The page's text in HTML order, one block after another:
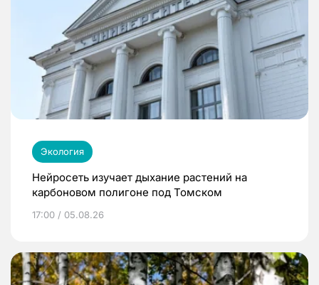
Экология
Нейросеть изучает дыхание растений на
карбоновом полигоне под Томском
17:00 / 05.08.26